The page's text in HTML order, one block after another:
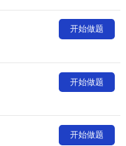
开始做题
开始做题
开始做题